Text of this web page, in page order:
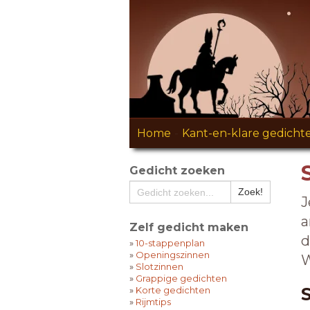
Home Kant-en-klare
Gedicht zoeken
Zelf gedicht maken
»10-stappenplan
» Openingszinnen
» Slotzinnen
» Grappige gedichten
» Korte gedichten
» Rijmtips